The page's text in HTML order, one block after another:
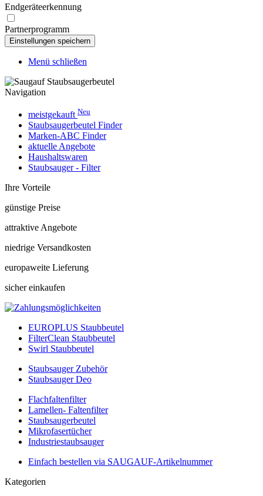
Endgeräteerkennung
Partnerprogramm
Menü schließen
Navigation
meistgekauft Neu
Staubsaugerbeutel Finder
Marken-ABC Finder
aktuelle Angebote
Haushaltswaren
Staubsauger - Filter
Ihre Vorteile
günstige Preise
attraktive Angebote
niedrige Versandkosten
europaweite Lieferung
sicher einkaufen
EUROPLUS Staubbeutel
FilterClean Staubbeutel
Swirl Staubbeutel
Staubsauger Zubehör
Staubsauger Deo
Flachfaltenfilter
Lamellen- Faltenfilter
Staubsaugerbeutel
Mikrofasertücher
Industriestaubsauger
Einfach bestellen via SAUGAUF-Artikelnummer
Kategorien